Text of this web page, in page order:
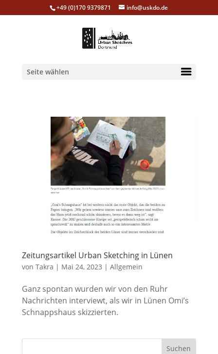
+49 (0)170 9379871 info@uskdo.de
Seite wählen
Zeitungsartikel Urban Sketching in Lünen
von Takra | Mai 24, 2023 | Allgemein
Ganz spontan wurden wir von den Ruhr
Nachrichten interviewt, als wir in Lünen Omi’s
Schnappshaus skizzierten.